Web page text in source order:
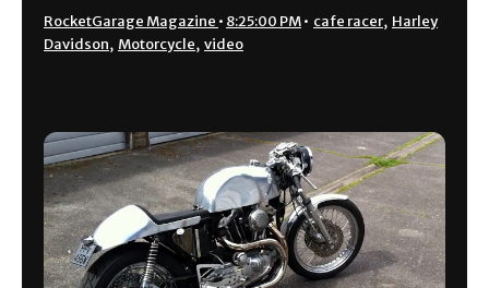
RocketGarage Magazine • 8:25:00 PM• cafe racer, Harley
Davidson, Motorcycle, video